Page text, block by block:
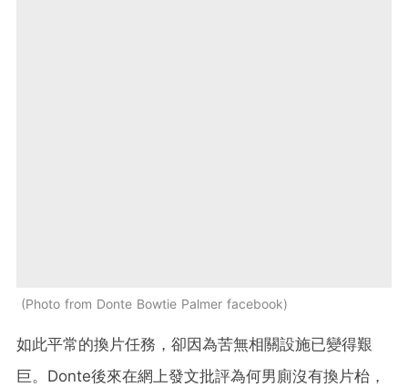
Photo from Donte Bowtie Palmer facebook
如此平常的換片任務，卻因為苦無相關設施已變得艱
巨。Donte後來在網上發文批評為何男廁沒有換片枱，